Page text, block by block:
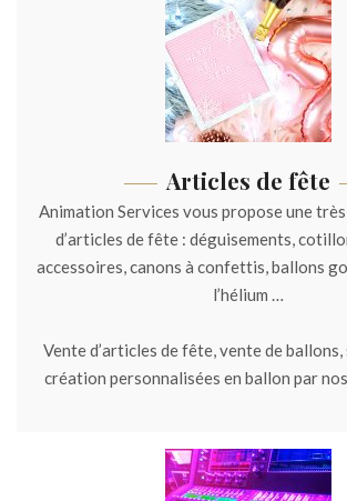
Articles de fête
Animation Services vous propose une
d’articles de fête : déguisements,
accessoires, canons à confettis, ballons
l’hélium …
Vente d’articles de fête, vente de
création personnalisées en ballon par